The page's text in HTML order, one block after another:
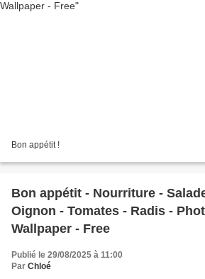
Bon appétit !
Bon appétit - Nourriture -
Oignon - Tomates - Radis -
Wallpaper - Free
Publié le 29/08/2025 à 11:00
Par Chloé